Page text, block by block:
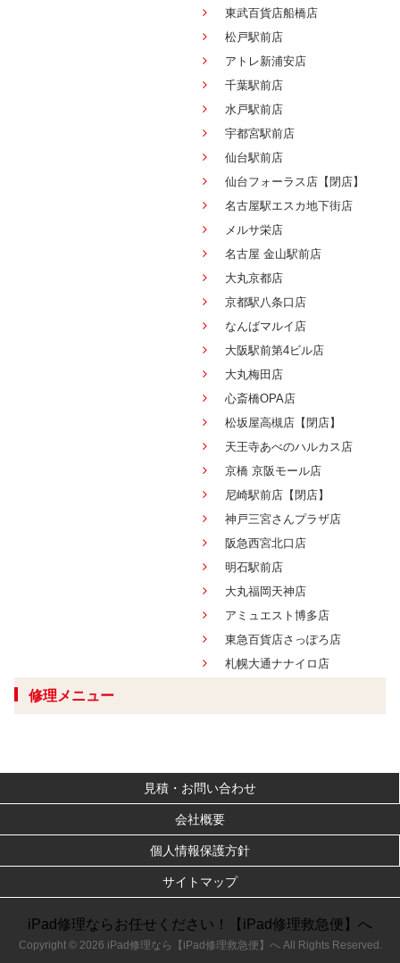
東武百貨店船橋店
松戸駅前店
アトレ新浦安店
千葉駅前店
水戸駅前店
宇都宮駅前店
仙台駅前店
仙台フォーラス店【閉店】
名古屋駅エスカ地下街店
メルサ栄店
名古屋 金山駅前店
大丸京都店
京都駅八条口店
なんばマルイ店
大阪駅前第4ビル店
大丸梅田店
心斎橋OPA店
松坂屋高槻店【閉店】
天王寺あべのハルカス店
京橋 京阪モール店
尼崎駅前店【閉店】
神戸三宮さんプラザ店
阪急西宮北口店
明石駅前店
大丸福岡天神店
アミュエスト博多店
東急百貨店さっぽろ店
札幌大通ナナイロ店
修理メニュー
見積・お問い合わせ
会社概要
個人情報保護方針
サイトマップ
iPad修理ならお任せください！【iPad修理救急便】へ
Copyright © 2026 iPad修理なら【iPad修理救急便】へ All Rights Reserved.